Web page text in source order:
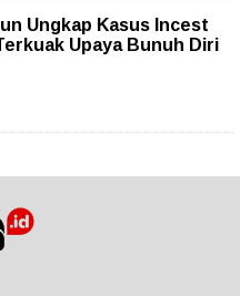
Ungkap Kasus Incest
Upaya Bunuh Diri